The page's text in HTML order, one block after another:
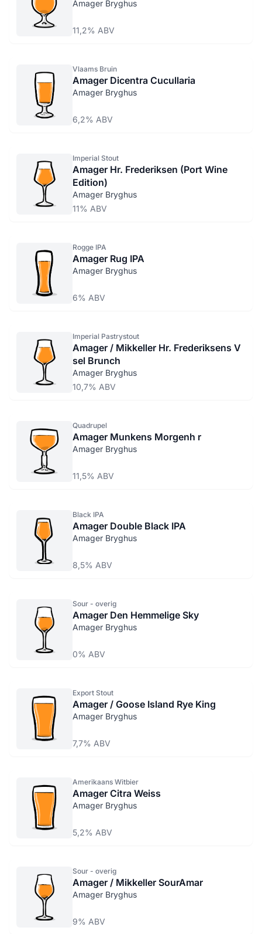
Amager Bryghus
11,2% ABV
Vlaams Bruin
Amager Dicentra Cucullaria
Amager Bryghus
6,2% ABV
Imperial Stout
Amager Hr. Frederiksen (Port Wine
Edition)
Amager Bryghus
11% ABV
Rogge IPA
Amager Rug IPA
Amager Bryghus
6% ABV
Imperial Pastrystout
Amager / Mikkeller Hr. Frederiksens V
sel Brunch
Amager Bryghus
10,7% ABV
Quadrupel
Amager Munkens Morgenh r
Amager Bryghus
11,5% ABV
Black IPA
Amager Double Black IPA
Amager Bryghus
8,5% ABV
Sour - overig
Amager Den Hemmelige Sky
Amager Bryghus
0% ABV
Export Stout
Amager / Goose Island Rye King
Amager Bryghus
7,7% ABV
Amerikaans Witbier
Amager Citra Weiss
Amager Bryghus
5,2% ABV
Sour - overig
Amager / Mikkeller SourAmar
Amager Bryghus
9% ABV